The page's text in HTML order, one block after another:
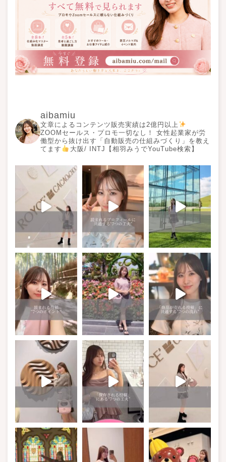
aibamiu
文章によるコンテンツ販売実績は2億円以上
ZOOMセールス・プロモ一切なし！ 女性起業家が労
働型から抜け出す「自動販売の仕組みづくり」を教え
てます
大阪/ INTJ【相羽みうでYouTube検索】